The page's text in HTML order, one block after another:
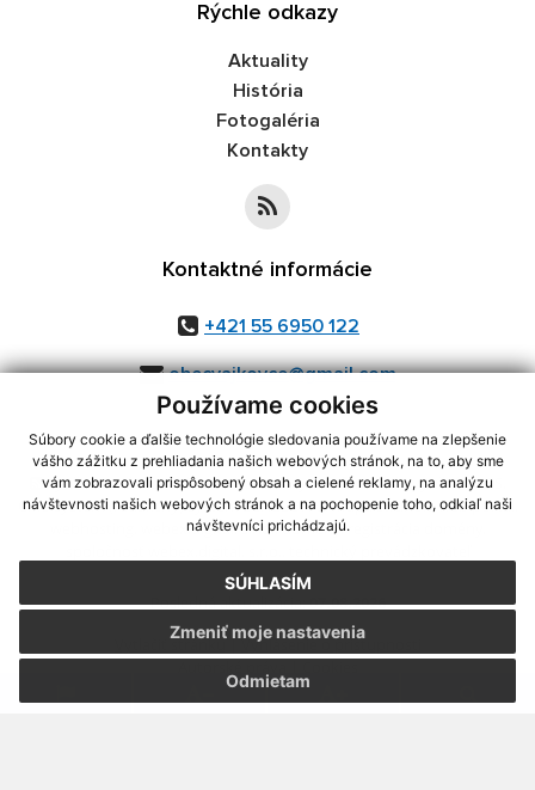
Používame cookies
Súbory cookie a ďalšie technológie sledovania používame na zlepšenie
vášho zážitku z prehliadania našich webových stránok, na to, aby sme
vám zobrazovali prispôsobený obsah a cielené reklamy, na analýzu
návštevnosti našich webových stránok a na pochopenie toho, odkiaľ naši
návštevníci prichádzajú.
SÚHLASÍM
Odmietam
Zmeniť moje nastavenia
Rýchle odkazy
Aktuality
História
Fotogaléria
Kontakty
Kontaktné informácie
+421 55 6950 122
obecvajkovce@gmail.com
využite možnosť získavania aktuálnych informácií s využitím RSS
CMS systém (redakčný) systém ECHELON 2,Mapa stránok,web portál
webex.digital, s.r.o.,domény,registrácia domény
Posledná aktualizácia:07.08.2026
Vytlačiť stránku|Vyhlásenie o prístupnosti